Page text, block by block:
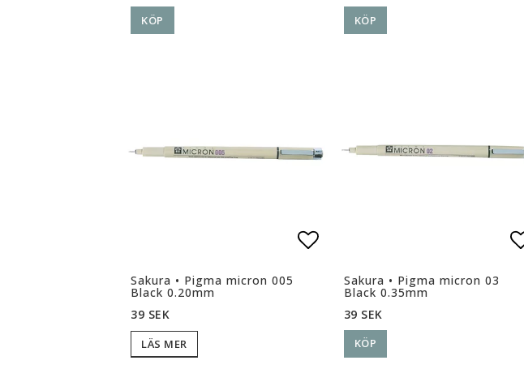
KÖP KÖP
Lägg till i favoritlistan
Sakura • Pigma micron 005
Black 0.20mm
39 SEK
LÄS MER
Sakura • Pigma micron 03
Black 0.35mm
39 SEK
KÖP